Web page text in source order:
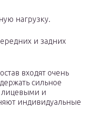
нагрузку.
и задних
входят очень
сильное
лицевыми и
индивидуальные